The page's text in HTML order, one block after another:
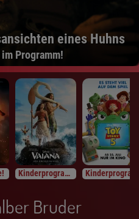
eines Huhns
Programm!
Kinderprogramm
Bruder